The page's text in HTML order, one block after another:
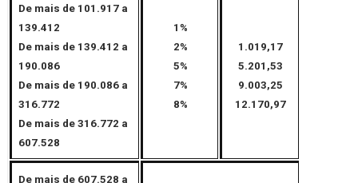
De mais de 101.917 a
139.412
De mais de 139.412 a
190.086
De mais de 190.086 a
316.772
De mais de 316.772 a
607.528
1%
2%
5%
7%
8%
1.019,17
5.201,53
9.003,25
12.170,97
De mais de 607.528 a